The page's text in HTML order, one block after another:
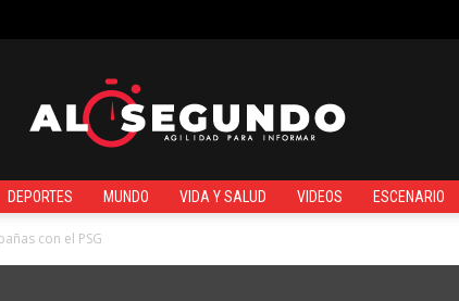
DEPORTES MUNDO VIDA Y SALUD VIDEOS ESCENARIO
con el PSG